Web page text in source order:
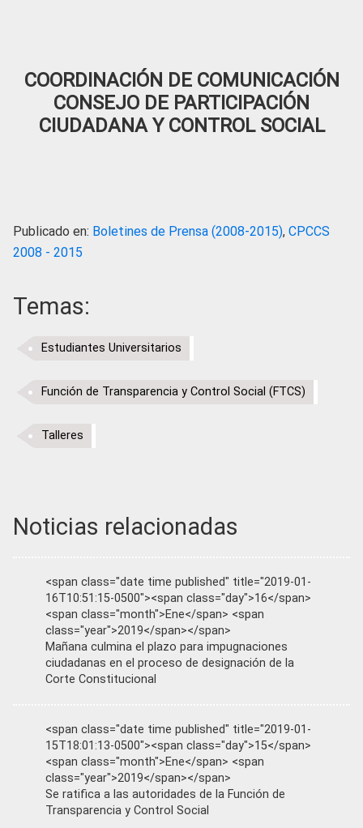
COORDINACIÓN DE COMUNICACIÓN
CONSEJO DE PARTICIPACIÓN
CIUDADANA Y CONTROL SOCIAL
Publicado en: Boletines de Prensa (2008-2015), CPCCS
2008 - 2015
Temas:
Estudiantes Universitarios
Función de Transparencia y Control Social (FTCS)
Talleres
Noticias relacionadas
<span class="date time published" title="2019-01-
16T10:51:15-0500"><span class="day">16</span>
<span class="month">Ene</span> <span
class="year">2019</span></span>
Mañana culmina el plazo para impugnaciones
ciudadanas en el proceso de designación de la
Corte Constitucional
<span class="date time published" title="2019-01-
15T18:01:13-0500"><span class="day">15</span>
<span class="month">Ene</span> <span
class="year">2019</span></span>
Se ratifica a las autoridades de la Función de
Transparencia y Control Social